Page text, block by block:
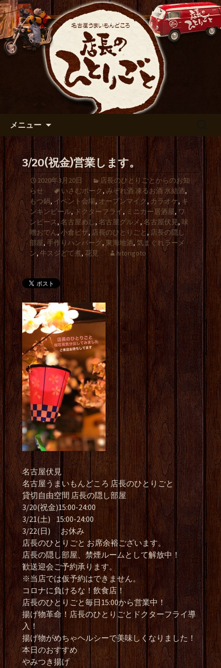
名古屋市伏見の居酒屋【店長の
ひとりごと】のブログ
出張や観光に名古屋めしがおすすめで
す
メニュー
3/20(祝金)営業します。
2020年3月20日
店長のひとりごとからのお知
らせ
いさむポーク, みぞれ酒 凍るお酒 氷結酒,
もつ鍋, イベント会場,オープンマイク,カラオケ,キ
ンキンビール,ドクターフライ, ミニカー居酒屋, ワ
ンピース, 名古屋めし, 名古屋グルメ , 名古屋伏見, 味
噌おでん, 小倉ピザ,店長のひとりごと , 店長の隠し
部屋,手作りハンバーグ, 東海地酒, 気まぐれラーメ
ン, 牛スジどて煮, 花見 hitorigoto
名古屋伏見
名古屋うまいもんどころ 店長のひとりごと
貸切自由空間 店長の隠し部屋
3/20(祝金)15:00-24:00
3/21(土) 15:00-24:00
3/22(日) お休み
店長のひとりごと お席余裕ございます。
店長の隠し部屋、禁煙ルームとして解放中！
歓送迎会ご予約承ります。
※当店では仮予約はできません。
コロナに負けるな！飲食店！
店長のひとりごと毎日15:00から営業中！
揚げ物革命！店長のひとりごとドクターフライ導
入！
揚げ物がめちゃヘルシーで美味しくなりました！
本日のおすすめ
やみつき揚げ